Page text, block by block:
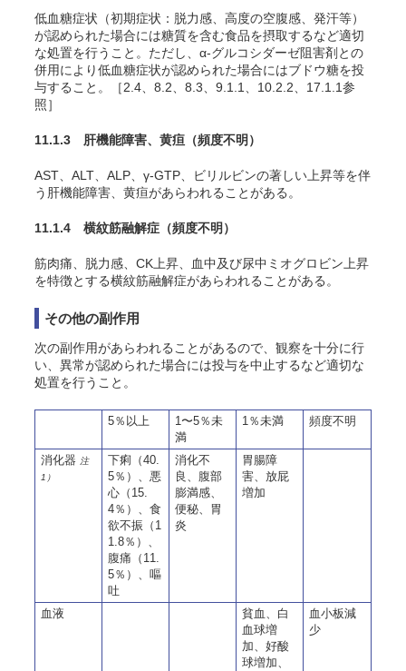
低血糖症状（初期症状：脱力感、高度の空腹感、発汗等）
が認められた場合には糖質を含む食品を摂取するなど適切
な処置を行うこと。ただし、α-グルコシダーゼ阻害剤との
併用により低血糖症状が認められた場合にはブドウ糖を投
与すること。［2.4、8.2、8.3、9.1.1、10.2.2、17.1.1参
照］
11.1.3 肝機能障害、黄疸 （頻度不明）
AST、ALT、ALP、γ-GTP、ビリルビンの著しい上昇等を伴
う肝機能障害、黄疸があらわれることがある。
11.1.4 横紋筋融解症 （頻度不明）
筋肉痛、脱力感、CK上昇、血中及び尿中ミオグロビン上昇
を特徴とする横紋筋融解症があらわれることがある。
その他の副作用
次の副作用があらわれることがあるので、観察を十分に行
い、異常が認められた場合には投与を中止するなど適切な
処置を行うこと。
5％以上
1〜5％未
満
1％未満 頻度不明
消化器 注
1）
下痢（40.
5％）、悪
心（15.
4％）、食
欲不振（1
1.8％）、
腹痛（11.
5％）、嘔
吐
消化不
良、腹部
膨満感、
便秘、胃
炎
胃腸障
害、放屁
増加
血液
貧血、白
血球増
加、好酸
球増加、
血小板減
少